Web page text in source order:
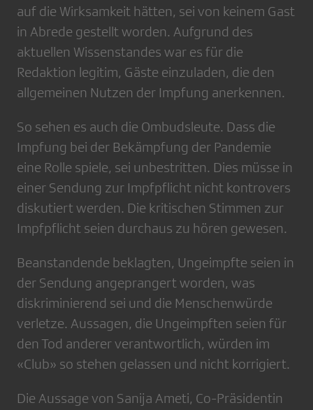
auf die Wirksamkeit hätten, sei von keinem Gast
in Abrede gestellt worden. Aufgrund des
aktuellen Wissenstandes war es für die
Redaktion legitim, Gäste einzuladen, die den
allgemeinen Nutzen der Impfung anerkennen.
So sehen es auch die Ombudsleute. Dass die
Impfung bei der Bekämpfung der Pandemie
eine Rolle spiele, sei unbestritten. Dies müsse in
einer Sendung zur Impfpflicht nicht kontrovers
diskutiert werden. Die kritischen Stimmen zur
Impfpflicht seien durchaus zu hören gewesen.
Beanstandende beklagten, Ungeimpfte seien in
der Sendung angeprangert worden, was
diskriminierend sei und die Menschenwürde
verletze. Aussagen, die Ungeimpften seien für
den Tod anderer verantwortlich, würden im
«Club» so stehen gelassen und nicht korrigiert.
Die Aussage von Sanija Ameti, Co-Präsidentin